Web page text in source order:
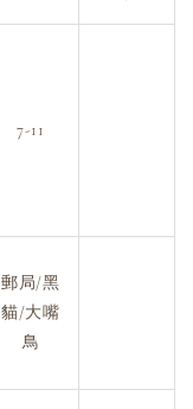
7-11
郵局/黑
貓/大嘴
鳥